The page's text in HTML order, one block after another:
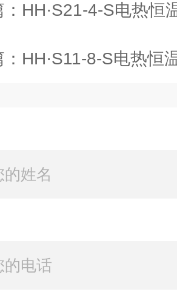
HH·S21-4-S电热恒温水浴锅价格,
HH·S11-8-S电热恒温水浴锅,电